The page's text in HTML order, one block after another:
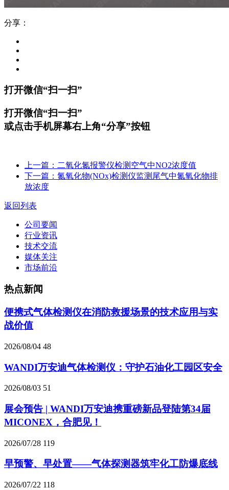
分享：
打开微信“扫一扫”
打开微信“扫一扫”
或点击手机屏幕右上角“分享”按钮
上一篇：二氧化氮报警仪检测空气中NO2浓度值
下一篇：氮氧化物(NOx)检测仪监测尾气中氮氧化物排
放浓度
返回列表
公司要闻
行业资讯
技术交流
媒体关注
市场前沿
热点新闻
便携式气体检测仪在消防救援场景的技术应用与实
战价值
2026/08/04 48
WANDI万安迪气体检测仪：守护石油化工园区安全
2026/08/03 51
展会预告 | WANDI万安迪携重磅新品登陆第34届
MICONEX，合肥见！
2026/07/28 119
早预警、早处置——气体探测器筑牢化工防爆底线
2026/07/22 118